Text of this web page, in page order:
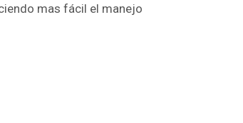
mas fácil el manejo